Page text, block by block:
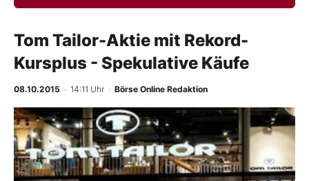
Anlageprodukte
Finanz-Check
BO-Musterdepots
Experten
Tom Tailor-Aktie mit Rekord-
Kursplus - Spekulative Käufe
08.10.2015 · 14:11 Uhr · Börse Online Redaktion
-%